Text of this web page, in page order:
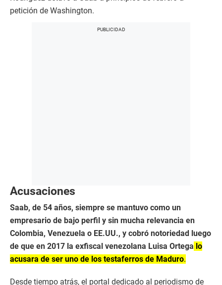
petición de Washington.
Acusaciones
Saab, de 54 años, siempre se mantuvo como un
empresario de bajo perfil y sin mucha relevancia en
Colombia, Venezuela o EE.UU., y cobró notoriedad luego
de que en 2017 la exfiscal venezolana Luisa Ortega lo
acusara de ser uno de los testaferros de Maduro.
Desde tiempo atrás, el portal dedicado al periodismo de